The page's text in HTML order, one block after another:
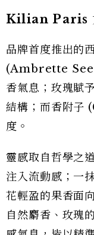
Kilian Paris
品牌首度推出的
(Ambrette
香氣息；玫瑰賦
結構；而香附子
度。
靈感取自哲學之
注入流動感；一
花輕盈的果香面
自然麝香、玫瑰